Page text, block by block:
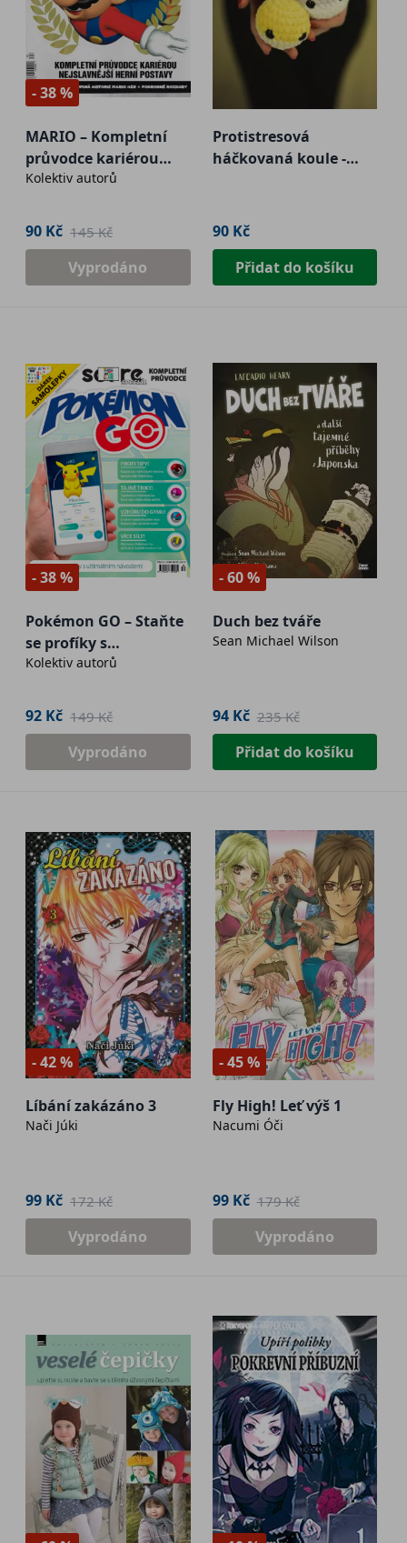
- 38 %
MARIO – Kompletní
průvodce kariérou
neslavnější herní
Kolektiv autorů
90 Kč 145 Kč
Vyprodáno
Protistresová
háčkovaná koule -
90 Kč
Přidat do košíku
- 38 %
Pokémon GO – Staňte
se profíky s
ultimátním návodem!
Kolektiv autorů
92 Kč 149 Kč
Vyprodáno
- 60 %
Duch bez tváře
Sean Michael Wilson
94 Kč 235 Kč
Přidat do košíku
- 42 %
Líbání zakázáno 3
Nači Júki
99 Kč 172 Kč
Vyprodáno
- 45 %
Fly High! Leť výš 1
Nacumi Óči
99 Kč 179 Kč
Vyprodáno